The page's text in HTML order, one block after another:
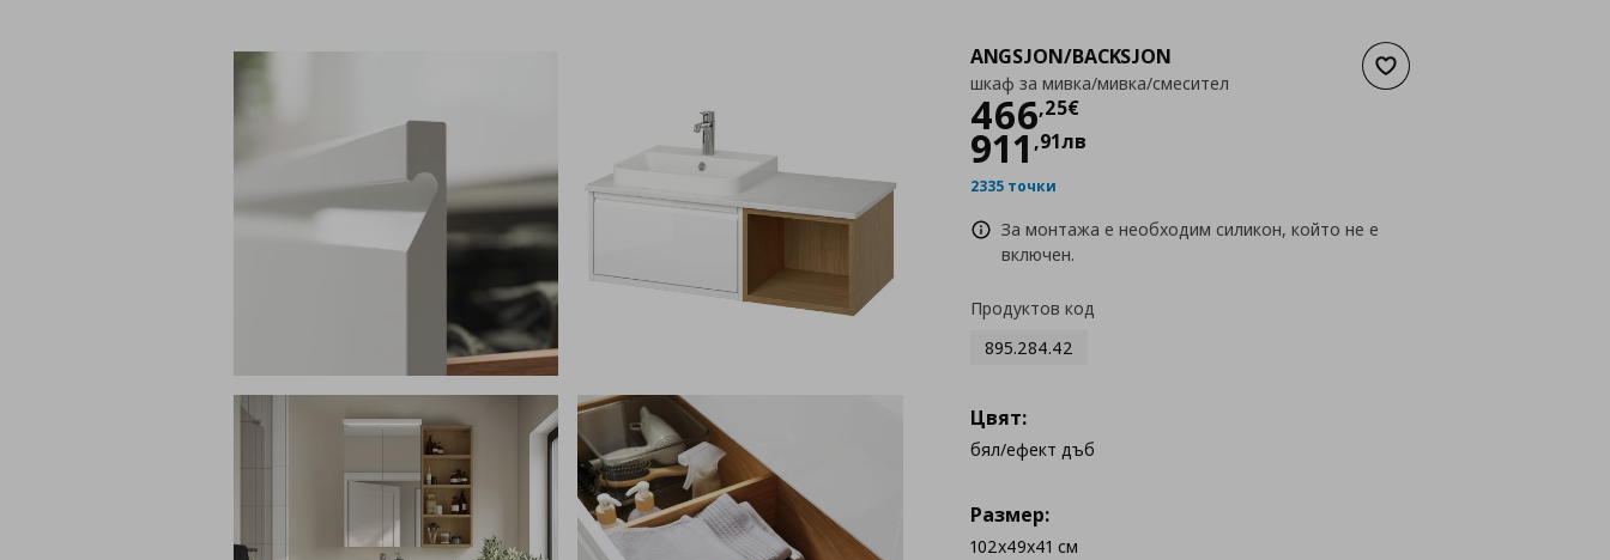
Добави към списъка с
ANGSJON/BACKSJON
шкаф за мивка/мивка/смесител
466,25€
Цена466,25 €
911 ,91лв
2335 точки
За монтажа е необходим силикон, който не е
включен.
Продуктов код
895.284.42
Цвят:
бял/ефект дъб
Размер:
102x49x41 см